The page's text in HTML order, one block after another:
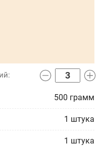
500 грамм
1 штука
1 штука